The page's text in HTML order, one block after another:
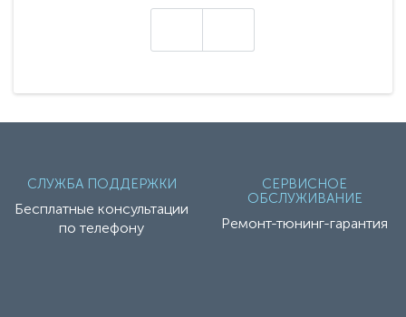
СЛУЖБА ПОДДЕРЖКИ
Бесплатные консультации
по телефону
СЕРВИСНОЕ
ОБСЛУЖИВАНИЕ
Ремонт-тюнинг-гарантия